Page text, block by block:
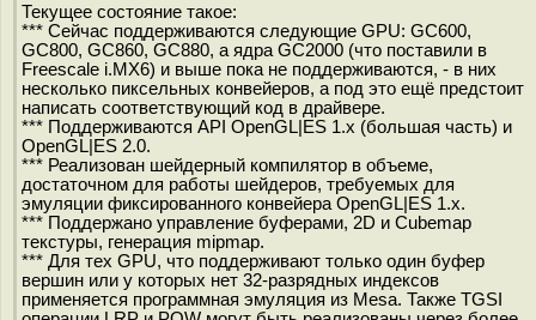
Текущее состояние такое:
*** Сейчас поддерживаются следующие GPU: GC600,
GC800, GC860, GC880, а ядра GC2000 (что поставили в
Freescale i.MX6) и выше пока не поддерживаются, - в них
несколько пиксельных конвейеров, а под это ещё предстоит
написать соответствующий код в драйвере.
*** Поддерживаются API OpenGL|ES 1.x (большая часть) и
OpenGL|ES 2.0.
*** Реализован шейдерный компилятор в объеме,
достаточном для работы шейдеров, требуемых для
эмуляции фиксированного конвейера OpenGL|ES 1.x.
*** Поддержано управление буферами, 2D и Cubemap
текстуры, генерация mipmap.
*** Для тех GPU, что поддерживают только один буфер
вершин или у которых нет 32-разрядных индексов
применяется программная эмуляция из Mesa. Также TGSI